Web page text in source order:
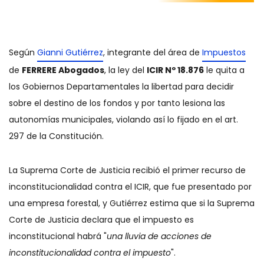
Según Gianni Gutiérrez, integrante del área de Impuestos
de FERRERE Abogados, la ley del ICIR Nº 18.876 le quita a
los Gobiernos Departamentales la libertad para decidir
sobre el destino de los fondos y por tanto lesiona las
autonomías municipales, violando así lo fijado en el art.
297 de la Constitución.
La Suprema Corte de Justicia recibió el primer recurso de
inconstitucionalidad contra el ICIR, que fue presentado por
una empresa forestal, y Gutiérrez estima que si la Suprema
Corte de Justicia declara que el impuesto es
inconstitucional habrá "una lluvia de acciones de
inconstitucionalidad contra el impuesto".